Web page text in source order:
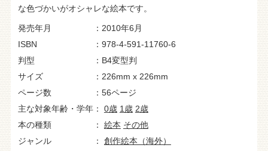
な色づかいがオシャレな絵本です。
発売年月
2010年6月
ISBN
978-4-591-11760-6
判型
B4変型判
サイズ
226mm x 226mm
ページ数
56ページ
主な対象年齢・学年
0歳 1歳 2歳
本の種類
絵本 その他
ジャンル
創作絵本（海外）